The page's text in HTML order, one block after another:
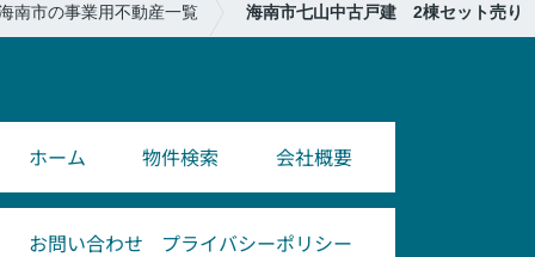
南市の事業用不動産一覧 海南市七山中古戸建 2棟セット売り
ホーム 物件検索 会社概要
お問い合わせ プライバシーポリシー